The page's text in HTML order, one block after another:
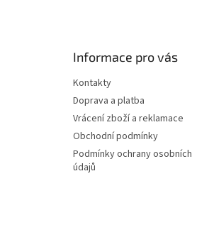
Informace pro vás
Kontakty
Doprava a platba
Vrácení zboží a reklamace
Obchodní podmínky
Podmínky ochrany osobních
údajů